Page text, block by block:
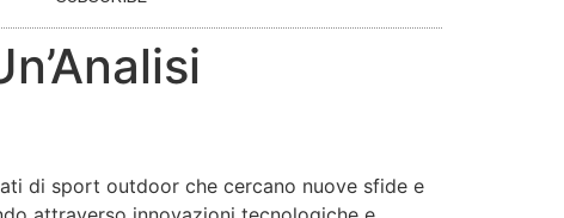
di sport outdoor che cercano nuove sfide e